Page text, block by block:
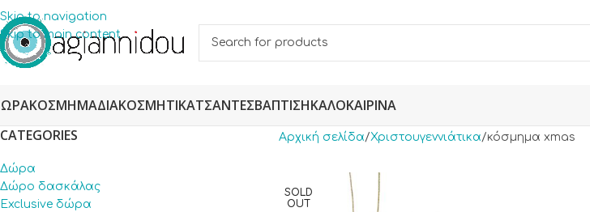
Skip to navigation
Skip to main content
ΚΌΣΜΗΜΑΔΙΑΚΟΣΜΗΤΙΚΆΤΣΆΝΤΕΣΒΆΠΤΙΣΗΚΑΛΟΚΑΙΡΙΝΆ
CATEGORIES
Δώρα
Δώρο δασκάλας
Exclusive δώρα
Αρχική σελίδα Χριστουγεννιάτικα κόσμημα xmas
SOLD
OUT